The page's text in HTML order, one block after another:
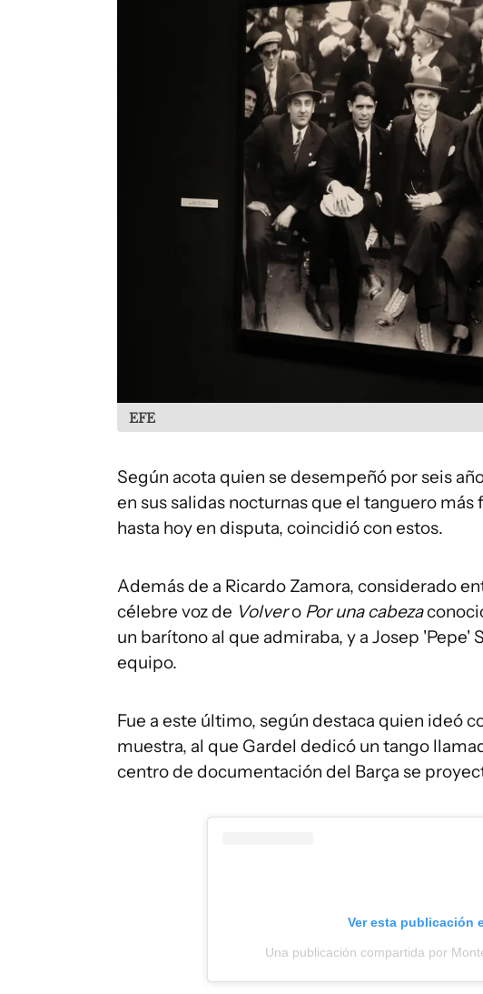
EFE
Según acota quien se desempeñó por seis
en sus salidas nocturnas que el tanguero
hasta hoy en disputa, coincidió con estos.
Además de a Ricardo Zamora, considerado
célebre voz de Volvero Por una cabeza
un barítono al que admiraba, y a Josep
equipo.
Fue a este último, según destaca quien ideó
muestra, al que Gardel dedicó un tango
centro de documentación del Barça se
Ver esta publicación
Una publicación compartida por